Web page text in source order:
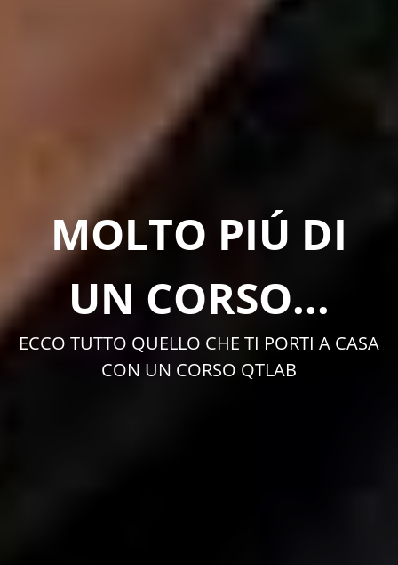
MOLTO PIÚ DI
UN CORSO...
ECCO TUTTO QUELLO CHE TI PORTI A CASA
CON UN CORSO QTLAB